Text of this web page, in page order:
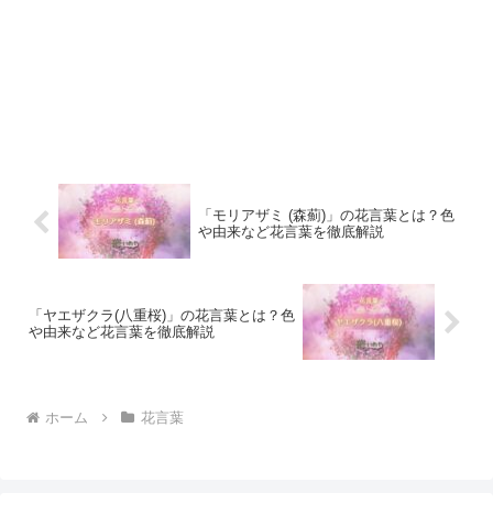
「モリアザミ (森薊)」の花言葉とは？色
や由来など花言葉を徹底解説
「ヤエザクラ(八重桜)」の花言葉とは？色
や由来など花言葉を徹底解説
ホーム 花言葉